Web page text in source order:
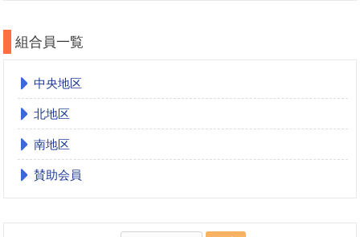
組合員一覧
中央地区
北地区
南地区
賛助会員